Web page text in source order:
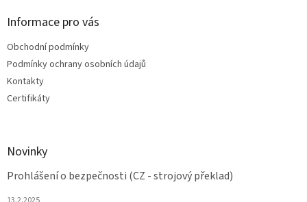
Informace pro vás
Obchodní podmínky
Podmínky ochrany osobních údajů
Kontakty
Certifikáty
Novinky
Prohlášení o bezpečnosti (CZ - strojový překlad)